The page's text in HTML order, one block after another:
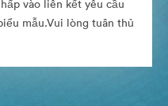
vào liên kết yêu cầu
mẫu.Vui lòng tuân thủ